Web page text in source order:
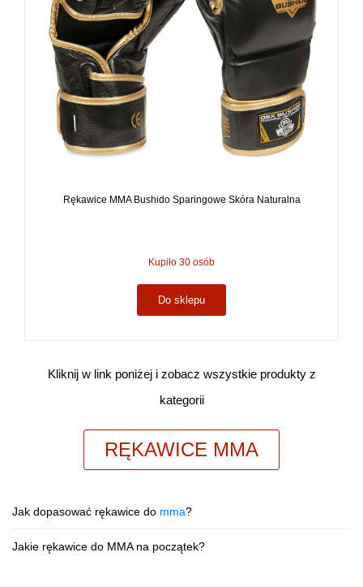
Rękawice MMA Bushido Sparingowe Skóra Naturalna
Kupiło 30 osób
Do sklepu
Kliknij w link poniżej i zobacz wszystkie produkty z
kategorii
RĘKAWICE MMA
Jak dopasować rękawice do mma?
Jakie rękawice do MMA na początek?